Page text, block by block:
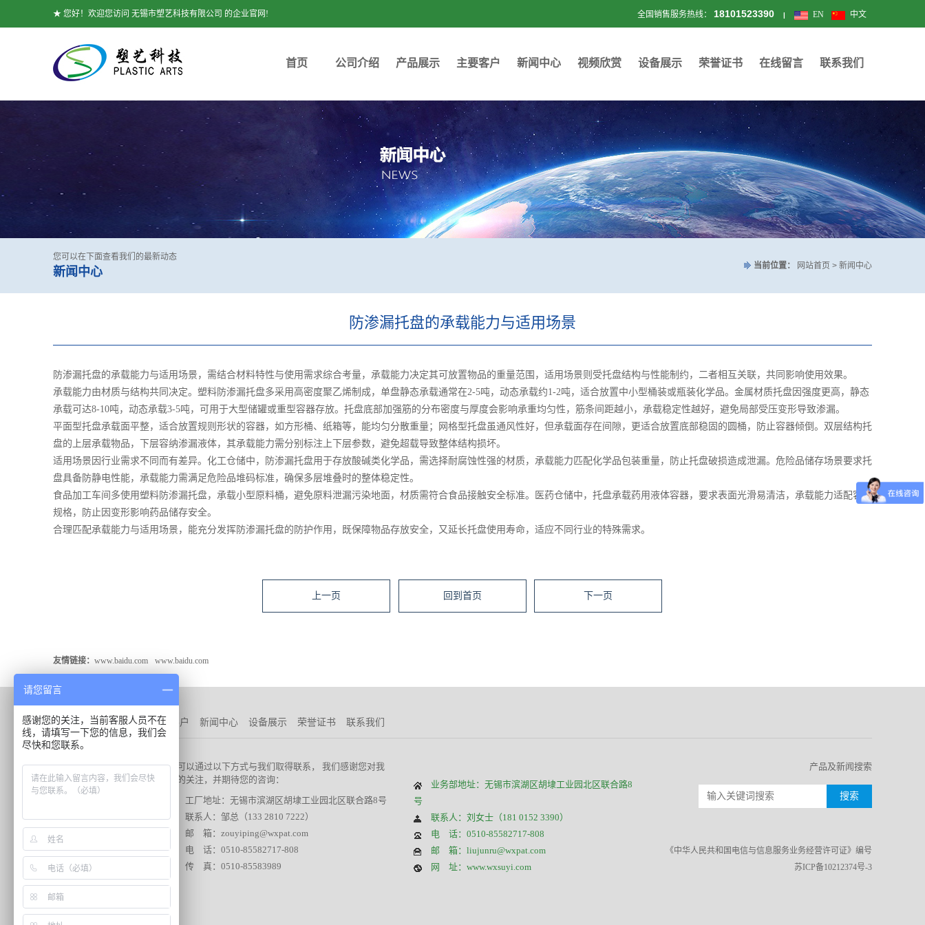
★ 您好！欢迎您访问 无锡市塑艺科技有限公司 的企业官网! 全国销售服务热线： 18101523390 | EN 中文
首页 公司介绍 产品展示 主要客户 新闻中心 视频欣赏 设备展示 荣誉证书 在线留言 联系我们
您可以在下面查看我们的最新动态
新闻中心 当前位置： 网站首页 > 新闻中心
防渗漏托盘的承载能力与适用场景
防渗漏托盘的承载能力与适用场景，需结合材料特性与使用需求综合考量，承载能力决定其可放置物品的重量范围，适用场景则受托盘结构与性能制约，二者相互关联，共同影响使用效果。
承载能力由材质与结构共同决定。塑料防渗漏托盘多采用高密度聚乙烯制成，单盘静态承载通常在2-5吨，动态承载约1-2吨，适合放置中小型桶装或瓶装化学品。金属材质托盘因强度更高，静态
承载可达8-10吨，动态承载3-5吨，可用于大型储罐或重型容器存放。托盘底部加强筋的分布密度与厚度会影响承重均匀性，筋条间距越小，承载稳定性越好，避免局部受压变形导致渗漏。
平面型托盘承载面平整，适合放置规则形状的容器，如方形桶、纸箱等，能均匀分散重量；网格型托盘虽通风性好，但承载面存在间隙，更适合放置底部稳固的圆桶，防止容器倾倒。双层结构托
盘的上层承载物品，下层容纳渗漏液体，其承载能力需分别标注上下层参数，避免超载导致整体结构损坏。
适用场景因行业需求不同而有差异。化工仓储中，防渗漏托盘用于存放酸碱类化学品，需选择耐腐蚀性强的材质，承载能力匹配化学品包装重量，防止托盘破损造成泄漏。危险品储存场景要求托
盘具备防静电性能，承载能力需满足危险品堆码标准，确保多层堆叠时的整体稳定性。
食品加工车间多使用塑料防渗漏托盘，承载小型原料桶，避免原料泄漏污染地面，材质需符合食品接触安全标准。医药仓储中，托盘承载药用液体容器，要求表面光滑易清洁，承载能力适配容器
规格，防止因变形影响药品储存安全。
合理匹配承载能力与适用场景，能充分发挥防渗漏托盘的防护作用，既保障物品存放安全，又延长托盘使用寿命，适应不同行业的特殊需求。
上一页 回到首页 下一页
友情链接： www.baidu.com www.baidu.com
公司介绍 产品展示 主要客户 新闻中心 设备展示 荣誉证书 联系我们
塑艺科技的主要产品：
> 医疗器械外壳
> 滚塑产品
> 托盘类
> 宠物旅行笼
> 其他类
> ABS板材，ABS板
棒，加工塑料板
您可以通过以下方式与我们取得联系， 我们感谢您对我
们的关注，并期待您的咨询：
工厂地址：无锡市滨湖区胡埭工业园北区联合路8号
联系人：邹总（133 2810 7222）
邮 箱：zouyiping@wxpat.com
电 话：0510-85582717-808
传 真：0510-85583989
业务部地址：无锡市滨湖区胡埭工业园北区联合路8
号
联系人：刘女士（181 0152 3390）
电 话：0510-85582717-808
邮 箱：liujunru@wxpat.com
网 址：www.wxsuyi.com
产品及新闻搜索
《中华人民共和国电信与信息服务业务经营许可证》编号
苏ICP备10212374号-3
请您留言
感谢您的关注，当前客服人员不在
线，请填写一下您的信息，我们会
尽快和您联系。